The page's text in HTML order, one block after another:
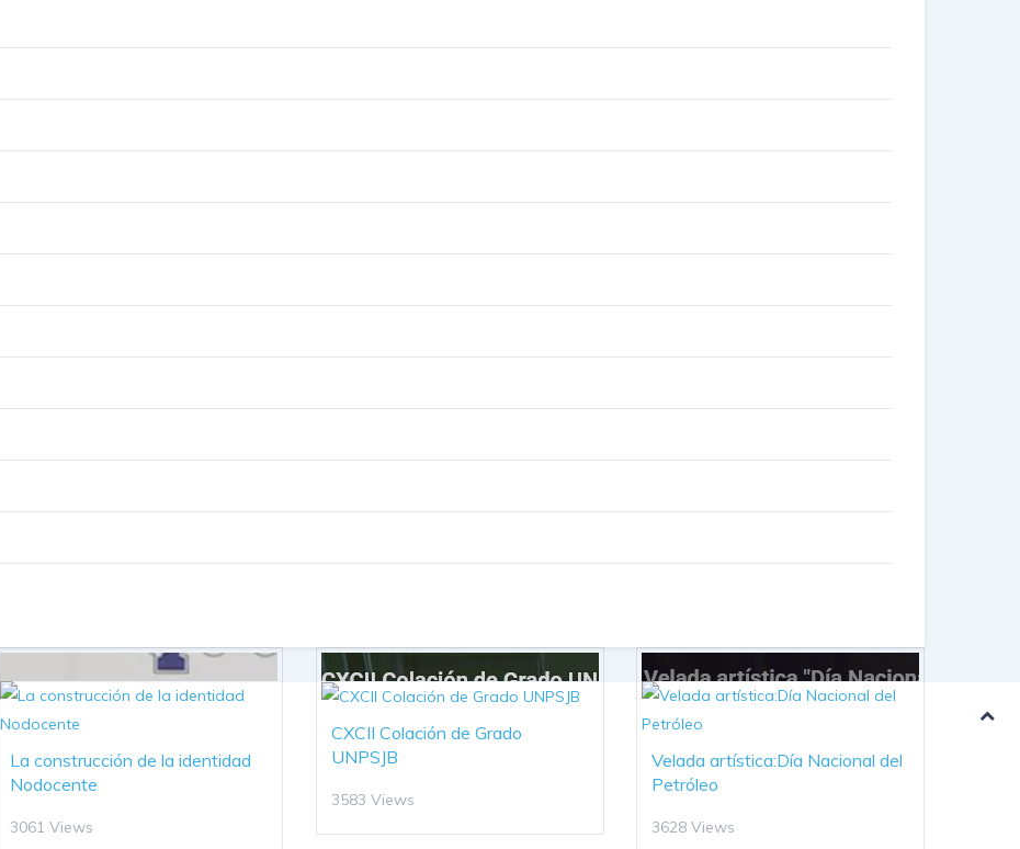
La construcción de la identidad
Nodocente
3061 Views
CXCII Colación de Grado
UNPSJB
3583 Views
Velada artística:Día Nacional del
Petróleo
3628 Views